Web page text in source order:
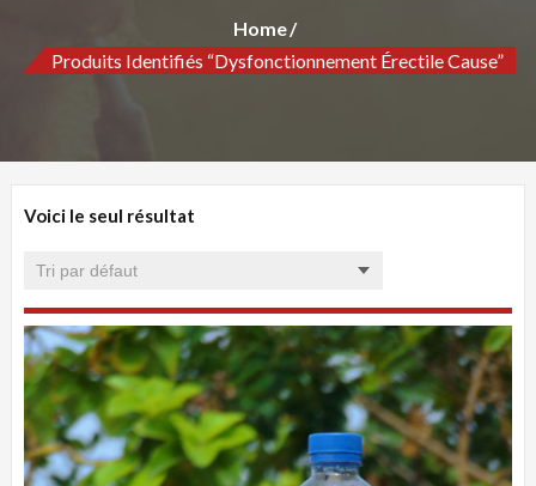
Home
Produits Identifiés “dysfonctionnement Érectile Cause”
Voici le seul résultat